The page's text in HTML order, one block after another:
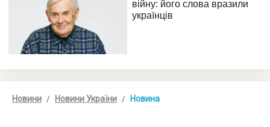
Новини Новини України Новина